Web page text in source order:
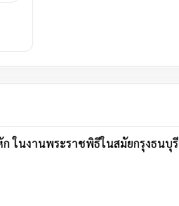
ในงานพระราชพิธีในสมัยกรุงธนบุรี